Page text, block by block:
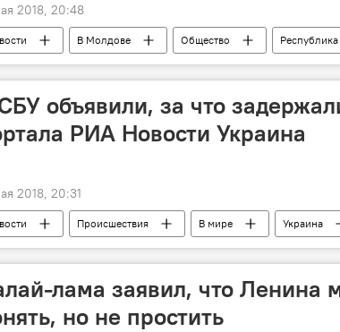
2018, 20:48
В Молдове Общество
кодекс
Конституционный суд
объявили, за что
РИА Новости Украина
2018, 20:31
Происшествия В мире Украина
задержание подозрение
уголовное
лама заявил, что Ленина
но не простить